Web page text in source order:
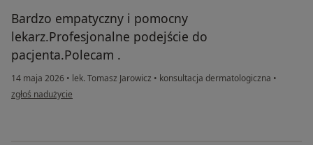
Bardzo empatyczny i pomocny
lekarz.Profesjonalne podejście do
pacjenta.Polecam .
14 maja 2026 • lek. Tomasz Jarowicz • konsultacja dermatologiczna •
w opinii użytkownika Aneta
zgłoś nadużycie